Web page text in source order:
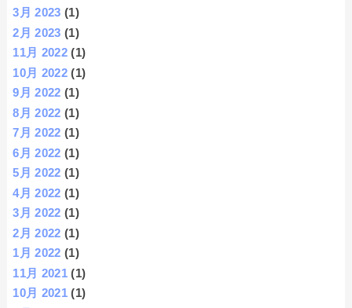
3月 2023 (1)
2月 2023 (1)
11月 2022 (1)
10月 2022 (1)
9月 2022 (1)
8月 2022 (1)
7月 2022 (1)
6月 2022 (1)
5月 2022 (1)
4月 2022 (1)
3月 2022 (1)
2月 2022 (1)
1月 2022 (1)
11月 2021 (1)
10月 2021 (1)